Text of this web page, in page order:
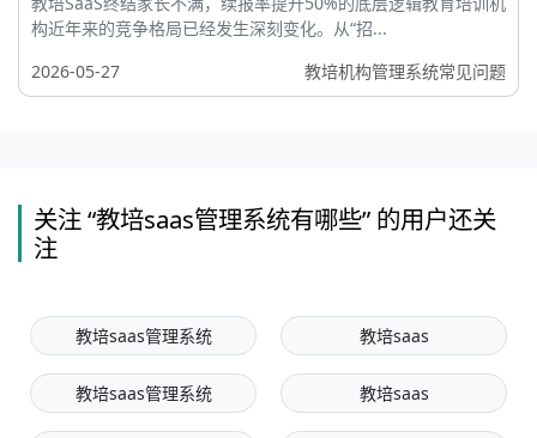
构近年来的竞争格局已经发生深刻变化。从“招...
2026-05-27
教培机构管理系统常见问题
关注 “教培saas管理系统有哪些” 的用户还关
注
教培saas管理系统 教培saas
教培saas管理系统 教培saas